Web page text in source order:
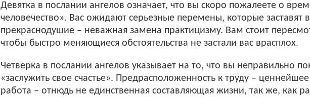
Девятка в послании ангелов означает, что вы скоро пожалеете о
человечество». Вас ожидают серьезные перемены, которые заставят
прекраснодушие – неважная замена практицизму. Вам стоит
чтобы быстро меняющиеся обстоятельства не застали вас врасплох.
Четверка в послании ангелов указывает на то, что вы неправильно
«заслужить свое счастье». Предрасположенность к труду –
работа – отнюдь не единственная составляющая жизни, так же, как